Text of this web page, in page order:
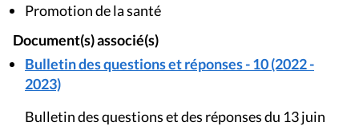
Promotion de la santé
Document(s) associé(s)
Bulletin des questions et réponses - 10 (2022 -
2023)
Bulletin des questions et des réponses du 13 juin